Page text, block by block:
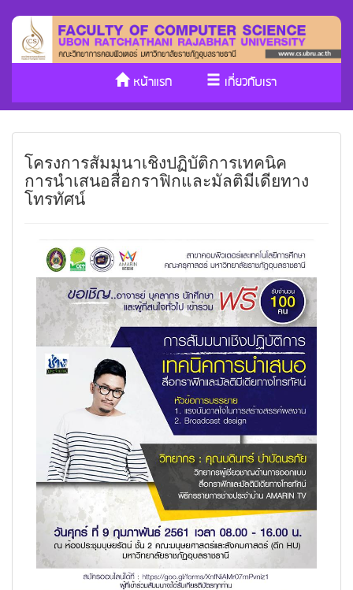
หน้าแรก
เกี่ยวกับเรา
ประกันคุณภาพ
วารสาร Cs
โครงการสัมมนาเชิงปฏิบัติการเทคนิค
การนำเสนอสื่อกราฟิกและมัลติมีเดียทาง
โทรทัศน์